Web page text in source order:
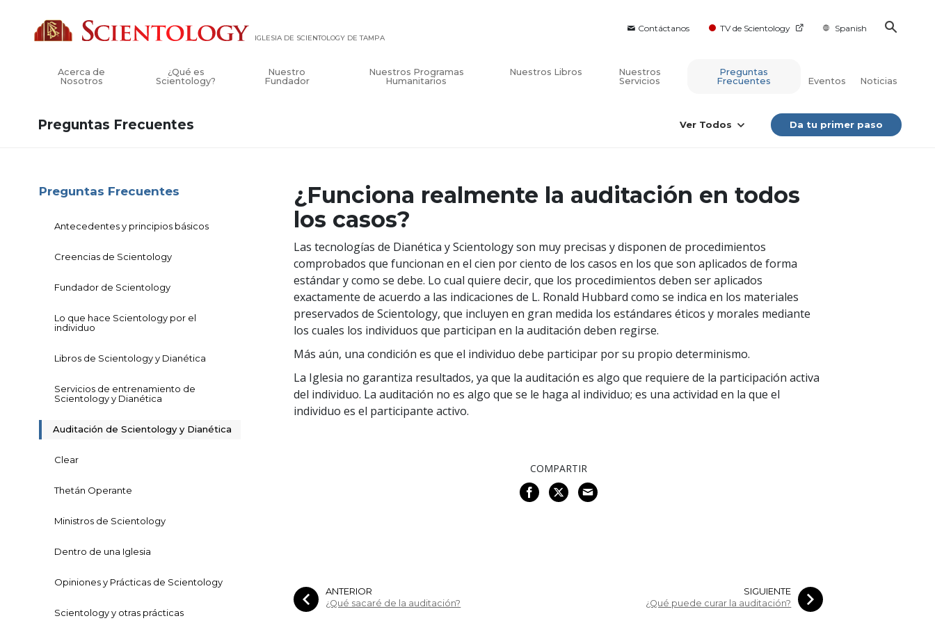
Contáctanos TV de Scientology Spanish
IGLESIA DE SCIENTOLOGY DE TAMPA
Acerca de
Nosotros
¿Qué es
Scientology?
Nuestro
Fundador
Nuestros Programas
Humanitarios
Nuestros Libros
Nuestros
Servicios
Preguntas
Frecuentes
Eventos Noticias
Preguntas Frecuentes Ver Todos Da tu primer paso
¿Funciona realmente la auditación en todos
los casos?
Las tecnologías de Dianética y Scientology son muy precisas y disponen de procedimientos
comprobados que funcionan en el cien por ciento de los casos en los que son aplicados de forma
estándar y como se debe. Lo cual quiere decir, que los procedimientos deben ser aplicados
exactamente de acuerdo a las indicaciones de L. Ronald Hubbard como se indica en los materiales
preservados de Scientology, que incluyen en gran medida los estándares éticos y morales mediante
los cuales los individuos que participan en la auditación deben regirse.
Más aún, una condición es que el individuo debe participar por su propio determinismo.
La Iglesia no garantiza resultados, ya que la auditación es algo que requiere de la participación activa
del individuo. La auditación no es algo que se le haga al individuo; es una actividad en la que el
individuo es el participante activo.
COMPARTIR
ANTERIOR
¿Qué sacaré de la auditación?
SIGUIENTE
¿Qué puede curar la auditación?
Preguntas Frecuentes
Antecedentes y principios básicos
Creencias de Scientology
Fundador de Scientology
Lo que hace Scientology por el
individuo
Libros de Scientology y Dianética
Servicios de entrenamiento de
Scientology y Dianética
Auditación de Scientology y Dianética
Clear
Thetán Operante
Ministros de Scientology
Dentro de una Iglesia
Opiniones y Prácticas de Scientology
Scientology y otras prácticas